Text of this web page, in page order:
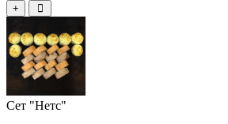
+
Сет "Нетс"